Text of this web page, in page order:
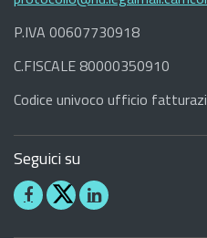
P.IVA 00607730918
C.FISCALE 80000350910
Codice univoco ufficio
Seguici su
Seguici
su
Seguici
su